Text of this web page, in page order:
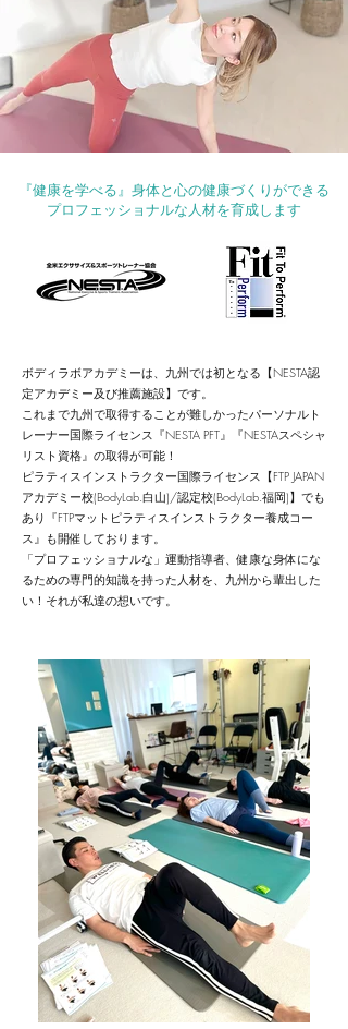
『健康を学べる』身体と心の健康づくりができる
プロフェッショナルな人材を育成します
ボディラボアカデミーは、九州では初となる【NESTA認
定アカデミー及び推薦施設】です。
これまで九州で取得することが難しかったパーソナルト
レーナー国際ライセンス『NESTA PFT』『NESTAスペシャ
リスト資格』の取得が可能！
ピラティスインストラクター国際ライセンス【FTP JAPAN
アカデミー校(BodyLab.白山)/認定校(BodyLab.福岡)】でも
あり『FTPマットピラティスインストラクター養成コー
ス』も開催しております。
「プロフェッショナルな」運動指導者、健康な身体にな
るための専門的知識を持った人材を、九州から輩出した
い！それが私達の想いです。